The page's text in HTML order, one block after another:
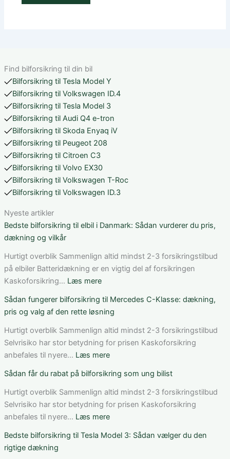
Find bilforsikring til din bil
Bilforsikring til Tesla Model Y
Bilforsikring til Volkswagen ID.4
Bilforsikring til Tesla Model 3
Bilforsikring til Audi Q4 e-tron
Bilforsikring til Skoda Enyaq iV
Bilforsikring til Peugeot 208
Bilforsikring til Citroen C3
Bilforsikring til Volvo EX30
Bilforsikring til Volkswagen T-Roc
Bilforsikring til Volkswagen ID.3
Nyeste artikler
Bedste bilforsikring til elbil i Danmark: Sådan vurderer du pris,
dækning og vilkår
Hurtigt overblik Sammenlign altid mindst 2-3 forsikringstilbud
på elbiler Batteridækning er en vigtig del af forsikringen
Kaskoforsikring… Læs mere:
bilforsikring
til
elbil
i
Danmark:
vurderer
du
pris,
dækning
vilkår
Sådan fungerer bilforsikring til Mercedes C-Klasse: dækning,
pris og valg af den rette løsning
Hurtigt overblik Sammenlign altid mindst 2-3 forsikringstilbud
Selvrisiko har stor betydning for prisen Kaskoforsikring
anbefales til nyere… Læs mere:
fungerer
bilforsikring
til
Mercedes
Klasse:
Sådan får du rabat på bilforsikring som ung bilist
Hurtigt overblik Sammenlign altid mindst 2-3 forsikringstilbud
Selvrisiko har stor betydning for prisen Kaskoforsikring
anbefales til nyere… Læs mere:
får
Bedste bilforsikring til Tesla Model 3: Sådan vælger du den
rigtige dækning